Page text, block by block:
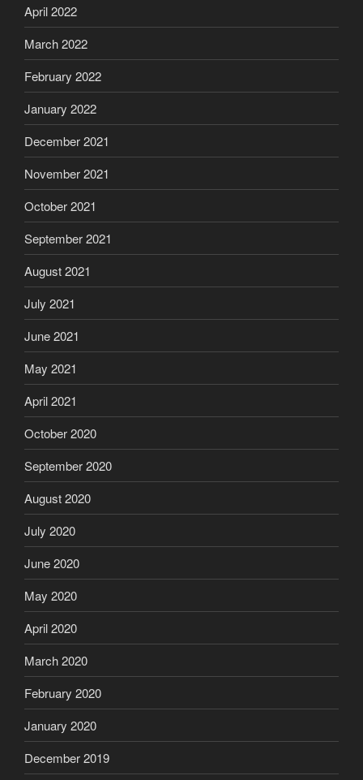
April 2022
March 2022
February 2022
January 2022
December 2021
November 2021
October 2021
September 2021
August 2021
July 2021
June 2021
May 2021
April 2021
October 2020
September 2020
August 2020
July 2020
June 2020
May 2020
April 2020
March 2020
February 2020
January 2020
December 2019